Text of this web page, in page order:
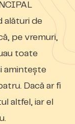
alături de
pe vremuri,
toate
amintește
Dacă ar fi
altfel, iar el